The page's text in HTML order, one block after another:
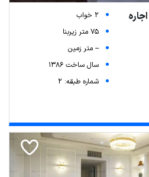
2 خواب
75 متر زیربنا
-- متر زمین
سال ساخت 1386
شماره طبقه: 2